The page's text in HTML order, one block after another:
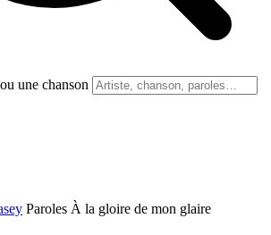
une chanson
Paroles À la gloire de mon glaire